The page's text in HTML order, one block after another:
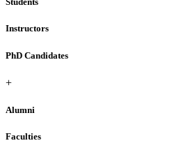
Instructors
PhD Candidates
+
Alumni
Faculties